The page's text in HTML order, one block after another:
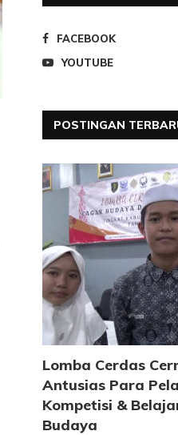
FACEBOOK
YOUTUBE
POSTINGAN
Lomba Cerdas
Antusias Para
Kompetisi &
Budaya